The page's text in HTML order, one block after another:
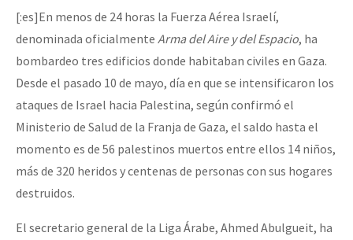
[:es]En menos de 24 horas la Fuerza Aérea Israelí,
denominada oficialmente Arma del Aire y del Espacio, ha
bombardeo tres edificios donde habitaban civiles en Gaza.
Desde el pasado 10 de mayo, día en que se intensificaron los
ataques de Israel hacia Palestina, según confirmó el
Ministerio de Salud de la Franja de Gaza, el saldo hasta el
momento es de 56 palestinos muertos entre ellos 14 niños,
más de 320 heridos y centenas de personas con sus hogares
destruidos.
El secretario general de la Liga Árabe, Ahmed Abulgueit, ha